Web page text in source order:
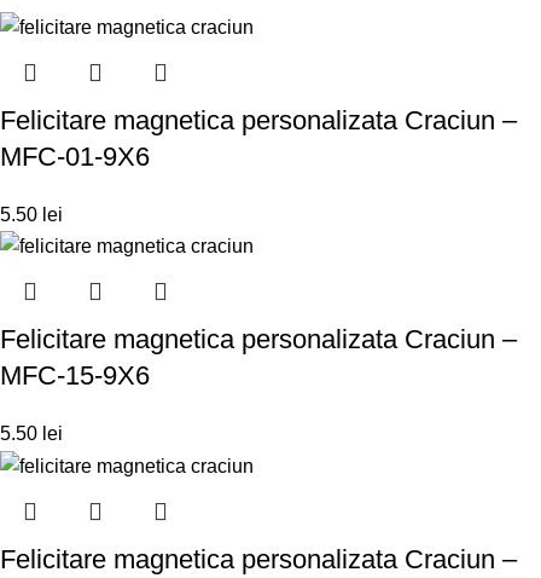
Felicitare magnetica personalizata Craciun –
MFC-01-9X6
5.50 lei
Felicitare magnetica personalizata Craciun –
MFC-15-9X6
5.50 lei
Felicitare magnetica personalizata Craciun –